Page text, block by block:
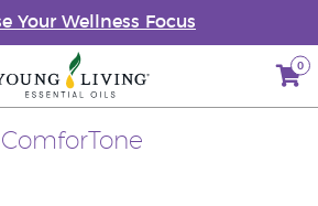
Your Wellness Focus
0
ComforTone